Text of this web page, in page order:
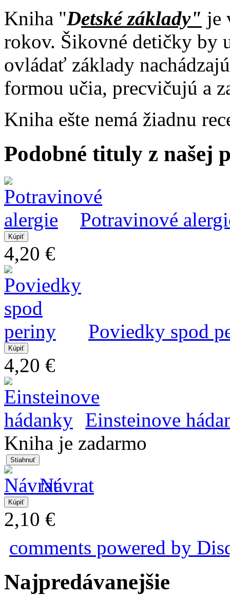
Kniha "Detské základy" je
rokov. Šikovné detičky by
ovládať základy
formou učia, precvičujú a
Kniha ešte nemá žiadnu
Podobné tituly z našej
Potravinové
4,20 €
Poviedky spod
4,20 €
Einsteinove
Kniha je zadarmo
Návrat
2,10 €
comments powered by
Najpredávanejšie